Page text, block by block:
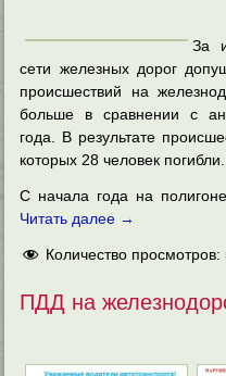
За
сети железных дорог
происшествий на
больше в сравнении с
года. В результате
которых 28 человек погибли.
С начала года на
Читать далее →
Количество просмотров:
ПДД на